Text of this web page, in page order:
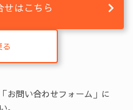
せはこちら
お問い合わせフォーム」に